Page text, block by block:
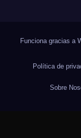
Funciona gracias a
Política de
Sobre